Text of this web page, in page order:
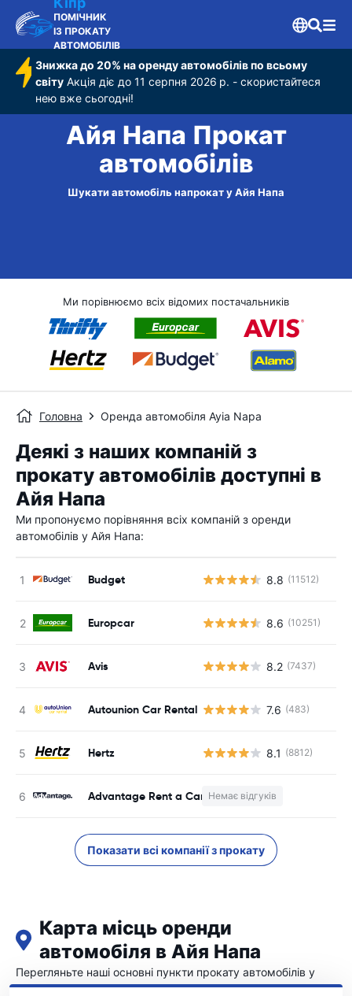
ПОМІЧНИК
ІЗ ПРОКАТУ
АВТОМОБІЛІВ
Знижка до 20% на оренду автомобілів по всьому
світу Акція діє до 11 серпня 2026 р. - скористайтеся
нею вже сьогодні!
Айя Напа Прокат
автомобілів
Шукати автомобіль напрокат у Айя Напа
Ми порівнюємо всіх відомих постачальників
Головна Оренда автомобіля Ayia Napa
Деякі з наших компаній з
прокату автомобілів доступні в
Айя Напа
Ми пропонуємо порівняння всіх компаній з оренди
автомобілів у Айя Напа:
Budget 8.8 (11512)
Europcar 8.6 (10251)
Avis 8.2 (7437)
Autounion Car Rental 7.6 (483)
Hertz 8.1 (8812)
Advantage Rent a Car Немає відгуків
Показати всі компанії з прокату
Карта місць оренди
автомобіля в Айя Напа
Перегляньте наші основні пункти прокату автомобілів у
Айя Напа